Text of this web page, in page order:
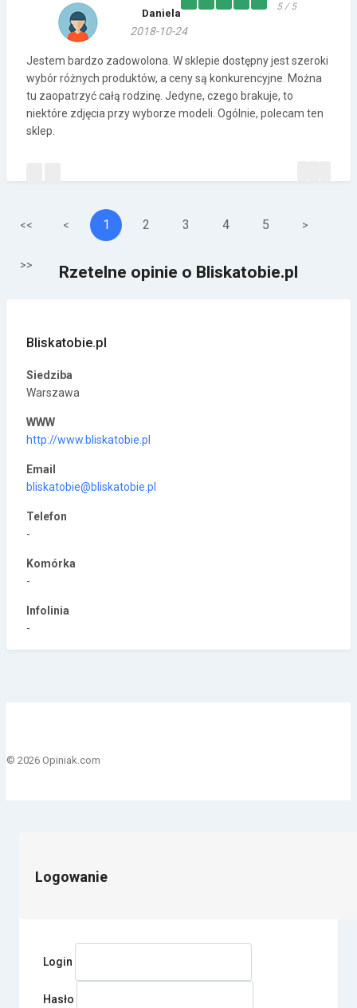
Daniela
5 / 5
2018-10-24
Jestem bardzo zadowolona. W sklepie dostępny jest szeroki
wybór różnych produktów, a ceny są konkurencyjne. Można
tu zaopatrzyć całą rodzinę. Jedyne, czego brakuje, to
niektóre zdjęcia przy wyborze modeli. Ogólnie, polecam ten
sklep.
<< < 1 2 3 4 5 >
>> Rzetelne opinie o Bliskatobie.pl
Bliskatobie.pl
Siedziba
Warszawa
WWW
http://www.bliskatobie.pl
Email
bliskatobie@bliskatobie.pl
Telefon
-
Komórka
-
Infolinia
-
© 2026 Opiniak.com
Logowanie
Login
Hasło